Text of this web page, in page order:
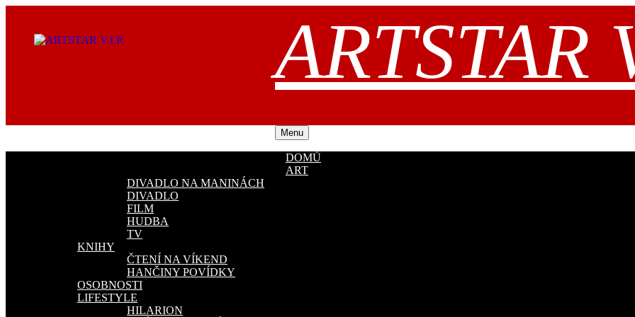
obsahu
ARTSTAR
Menu
DOMŮ
ART
DIVADLO NA MANINÁCH
DIVADLO
FILM
HUDBA
TV
KNIHY
ČTENÍ NA VÍKEND
HANČINY POVÍDKY
OSOBNOSTI
LIFESTYLE
HILARION